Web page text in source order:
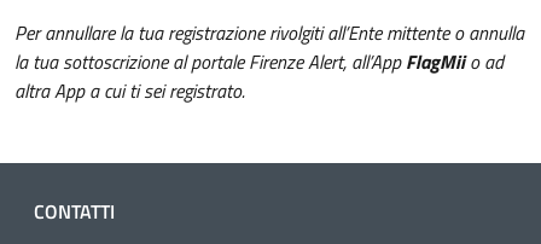
Per annullare la tua registrazione rivolgiti all’Ente mittente o annulla
la tua sottoscrizione al portale Firenze Alert, all’AppFlagMiio ad
altra App a cui ti sei registrato.
CONTATTI